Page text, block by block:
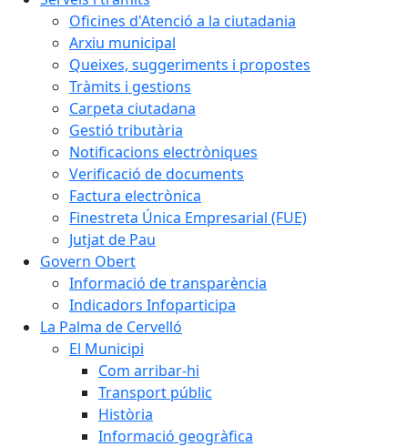
Oficines d'Atenció a la ciutadania
Arxiu municipal
Queixes, suggeriments i propostes
Tràmits i gestions
Carpeta ciutadana
Gestió tributària
Notificacions electròniques
Verificació de documents
Factura electrònica
Finestreta Única Empresarial (FUE)
Jutjat de Pau
Govern Obert
Informació de transparència
Indicadors Infoparticipa
La Palma de Cervelló
El Municipi
Com arribar-hi
Transport públic
Història
Informació geogràfica